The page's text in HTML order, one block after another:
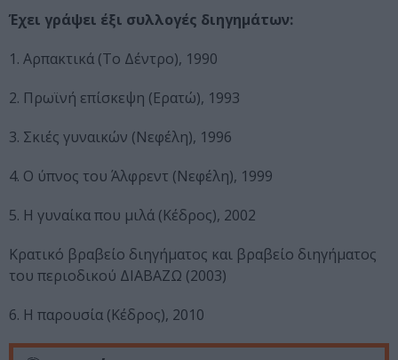
Έχει γράψει έξι συλλογές διηγημάτων:
1. Αρπακτικά (Το Δέντρο), 1990
2. Πρωϊνή επίσκεψη (Ερατώ), 1993
3. Σκιές γυναικών (Νεφέλη), 1996
4. Ο ύπνος του Άλφρεντ (Νεφέλη), 1999
5. Η γυναίκα που μιλά (Κέδρος), 2002
Κρατικό βραβείο διηγήματος και βραβείο διηγήματος
του περιοδικού ΔΙΑΒΑΖΩ (2003)
6. Η παρουσία (Κέδρος), 2010